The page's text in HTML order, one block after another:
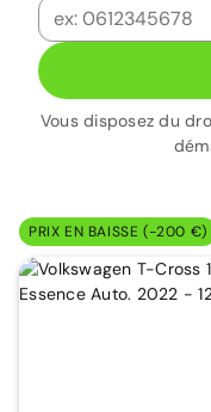
Vous disposez du
PRIX EN BAISSE (-200 €)